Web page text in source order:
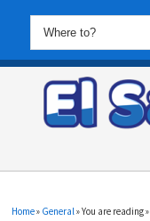
Home» General » You are reading »